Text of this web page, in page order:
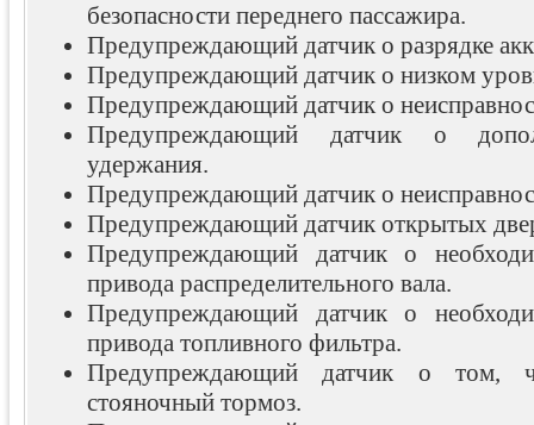
безопасности переднего пассажира.
Предупреждающий датчик о разрядке
Предупреждающий датчик о низком
Предупреждающий датчик о
Предупреждающий датчик о
удержания.
Предупреждающий датчик о
Предупреждающий датчик открытых
Предупреждающий датчик о
привода распределительного вала.
Предупреждающий датчик о
привода топливного фильтра.
Предупреждающий датчик о том,
стояночный тормоз.